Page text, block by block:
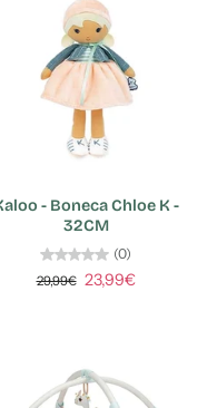
- Boneca Chloe K -
32CM
(0)
29,99€ 23,99€